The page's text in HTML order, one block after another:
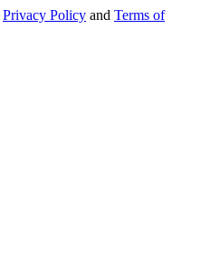
Privacy Policy and Terms of